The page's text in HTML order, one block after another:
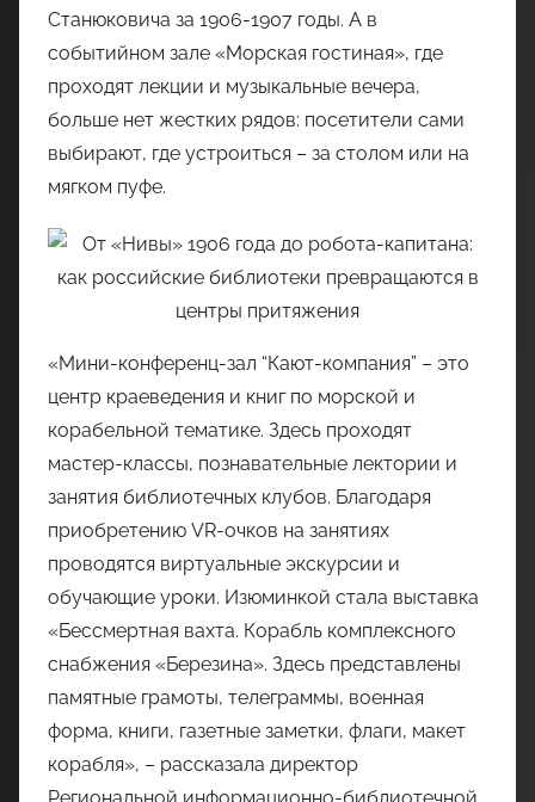
Станюковича за 1906-1907 годы. А в
событийном зале «Морская гостиная», где
проходят лекции и музыкальные вечера,
больше нет жестких рядов: посетители сами
выбирают, где устроиться – за столом или на
мягком пуфе.
«Мини-конференц-зал “Кают-компания” – это
центр краеведения и книг по морской и
корабельной тематике. Здесь проходят
мастер-классы, познавательные лектории и
занятия библиотечных клубов. Благодаря
приобретению VR-очков на занятиях
проводятся виртуальные экскурсии и
обучающие уроки. Изюминкой стала выставка
«Бессмертная вахта. Корабль комплексного
снабжения «Березина». Здесь представлены
памятные грамоты, телеграммы, военная
форма, книги, газетные заметки, флаги, макет
корабля», – рассказала директор
Региональной информационно-библиотечной